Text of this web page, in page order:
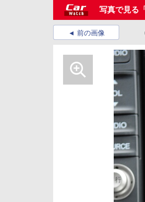
写真で見る
前の画像